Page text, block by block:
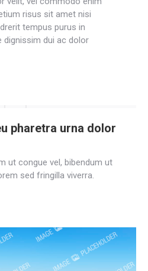
risus sit amet nisi
tempus purus in
dignissim dui ac dolor
pharetra urna dolor
ut congue vel, bibendum ut
sed fringilla viverra.